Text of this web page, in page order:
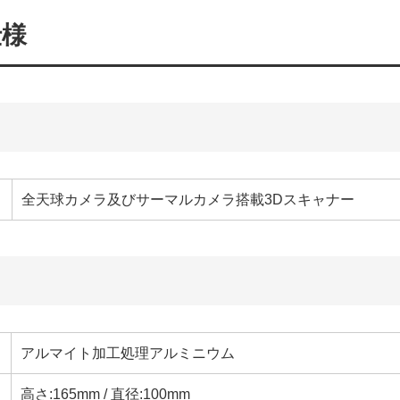
全天球カメラ及びサーマルカメラ搭載3Dスキャナー
アルマイト加工処理アルミニウム
高さ:165mm / 直径:100mm